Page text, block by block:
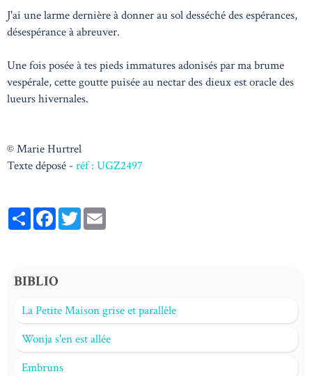
J'ai une larme dernière à donner au sol desséché des espérances,
désespérance à abreuver.
Une fois posée à tes pieds immatures adonisés par ma brume
vespérale, cette goutte puisée au nectar des dieux est oracle des
lueurs hivernales.
© Marie Hurtrel
Texte déposé -réf : UGZ2497
PartagerFacebook
Twitter
BIBLIO
La Petite Maison grise et parallèle
Wonja s'en est allée
Embruns